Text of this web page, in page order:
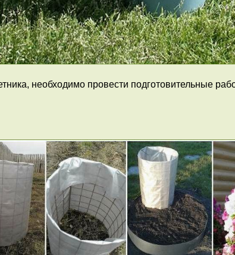
необходимо провести подготовительные